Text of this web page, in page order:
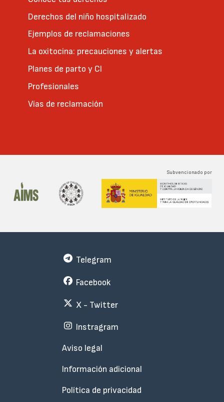
Derechos del niño hospitalizado
Ejemplos de reclamaciones
La oxitocina: precauciones y alertas
Planes de parto y CI
Profesionales
Vías de reclamación
Subvencionado por
Subfooter
Telegram
Facebook
X - Twitter
Instragram
Aviso legal
Información adicional
Política de privacidad